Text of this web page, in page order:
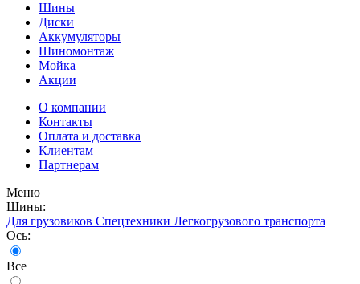
Шины
Диски
Аккумуляторы
Шиномонтаж
Мойка
Акции
О компании
Контакты
Оплата и доставка
Клиентам
Партнерам
Меню
Шины:
Для грузовиков Спецтехники Легкогрузового транспорта
Ось:
Все